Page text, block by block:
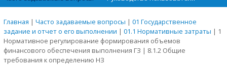
Главная | Часто задаваемые вопросы | 01 Государственное
задание и отчет о его выполнении | 01.1 Нормативные затраты | 1
Нормативное регулирование формирования объемов
финансового обеспечения выполнения ГЗ | 8.1.2 Общие
требования к определению НЗ